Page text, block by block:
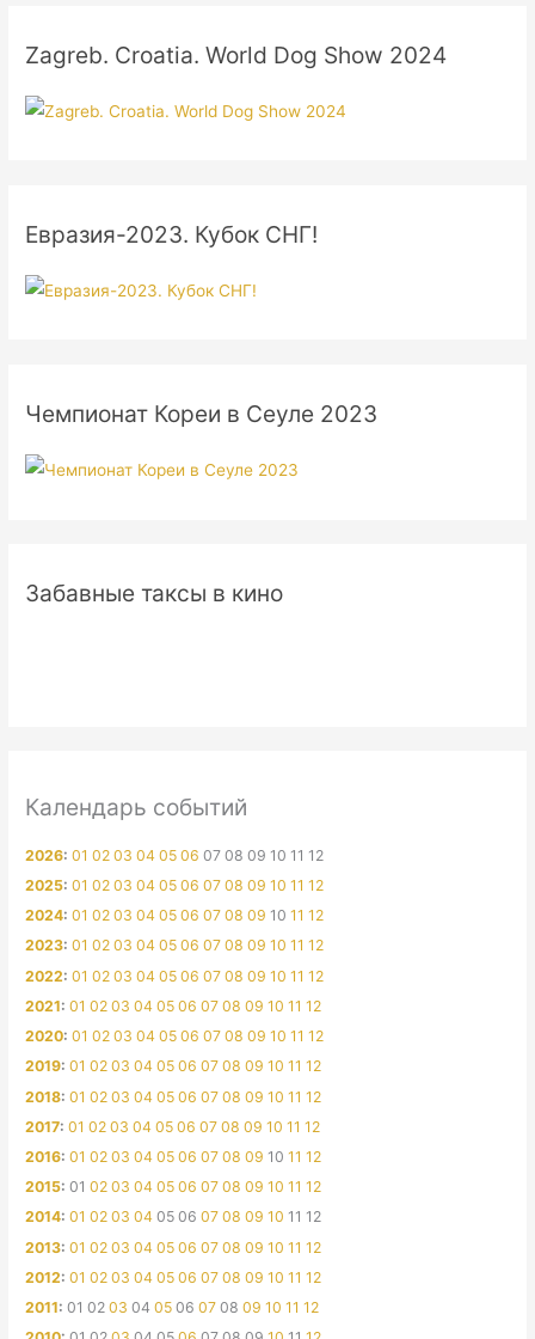
Zagreb. Croatia. World Dog Show 2024
Евразия-2023. Кубок СНГ!
Чемпионат Кореи в Сеуле 2023
Забавные таксы в кино
Календарь событий
2026:01 02 03 04 05 06 07 08 09 10 11 12
2025:01 02 03 04 05 06 07 08 09 10 11 12
2024:01 02 03 04 05 06 07 08 09 10 11 12
2023:01 02 03 04 05 06 07 08 09 10 11 12
2022:01 02 03 04 05 06 07 08 09 10 11 12
2021:01 02 03 04 05 06 07 08 09 10 11 12
2020:01 02 03 04 05 06 07 08 09 10 11 12
2019:01 02 03 04 05 06 07 08 09 10 11 12
2018:01 02 03 04 05 06 07 08 09 10 11 12
2017:01 02 03 04 05 06 07 08 09 10 11 12
2016:01 02 03 04 05 06 07 08 09 10 11 12
2015:01 02 03 04 05 06 07 08 09 10 11 12
2014:01 02 03 04 05 06 07 08 09 10 11 12
2013:01 02 03 04 05 06 07 08 09 10 11 12
2012:01 02 03 04 05 06 07 08 09 10 11 12
2011:01 02 03 04 05 06 07 08 09 10 11 12